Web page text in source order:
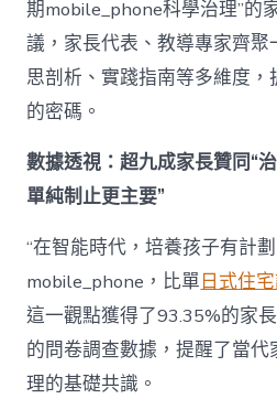
期mobile_phone科學治理”的
議，家長代表、教導專家齊
思剖析、實踐指南等多維度
的密碼。
數據透視：超九成家長贊同“
單純制止更主要”
“在智能時代，培養孩子有計
mobile_phone，比單日式住
這一觀點獲得了93.35%的家
的問卷調查數據，提醒了當
理的基礎共識。